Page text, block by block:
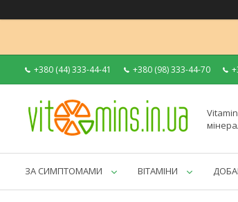
+380 (44) 333-44-41 +380 (98) 333-44-70
ЗА СИМПТОМАМИ ВІТАМІНИ